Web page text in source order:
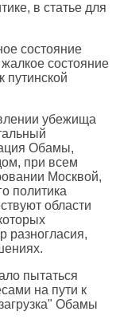
в статье для
состояние
состояние
путинской
убежища
Обамы,
при всем
Москвой,
политика
области
разногласия,
пытаться
на пути к
Обамы